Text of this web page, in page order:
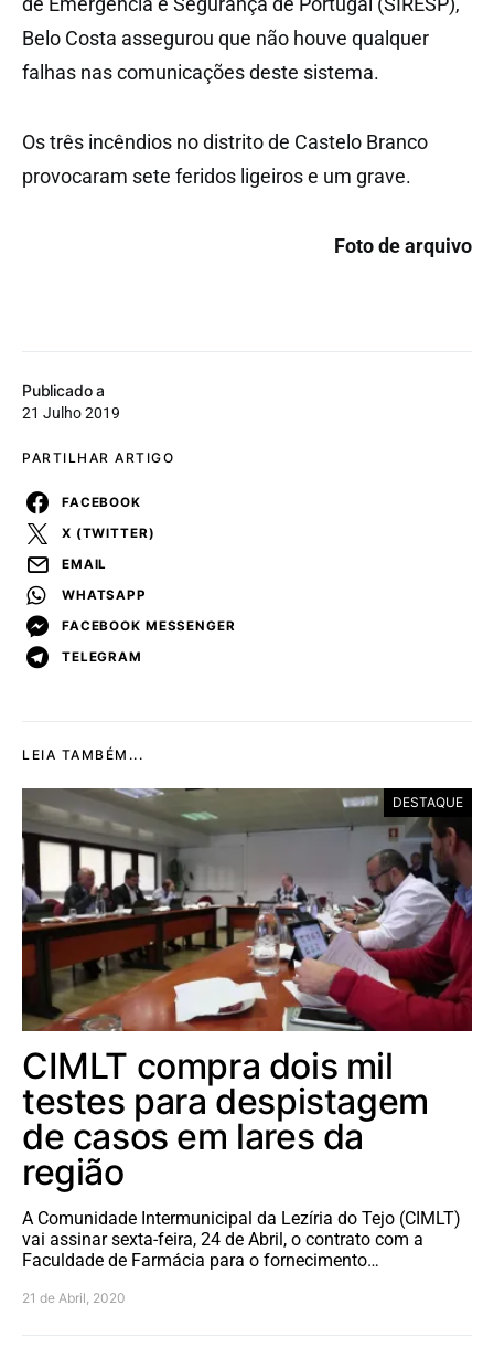
Publicado a
21 Julho 2019
PARTILHAR ARTIGO
FACEBOOK
X (TWITTER)
EMAIL
WHATSAPP
FACEBOOK MESSENGER
TELEGRAM
Belo Costa assegurou que não houve qualquer
falhas nas comunicações deste sistema.
Os três incêndios no distrito de Castelo Branco
provocaram sete feridos ligeiros e um grave.
Foto de arquivo
LEIA TAMBÉM...
DESTAQUE
CIMLT compra dois mil
testes para despistagem
de casos em lares da
região
A Comunidade Intermunicipal da Lezíria do Tejo (CIMLT)
vai assinar sexta-feira, 24 de Abril, o contrato com a
Faculdade de Farmácia para o fornecimento…
21 de Abril, 2020